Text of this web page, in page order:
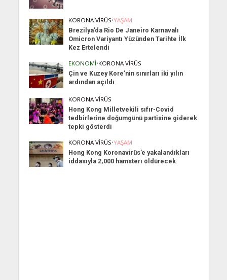
KORONA VIRÜS•YAŞAM
Brezilya’da Rio De Janeiro Karnavalı
Omicron Variyantı Yüzünden Tarihte İlk
Kez Ertelendi
EKONOMI•KORONA VIRÜS
Çin ve Kuzey Kore’nin sınırları iki yılın
ardından açıldı
KORONA VIRÜS
Hong Kong Milletvekili sıfır-Covid
tedbirlerine doğumgünü partisine giderek
tepki gösterdi
KORONA VIRÜS•YAŞAM
Hong Kong Koronavirüs’e yakalandıkları
iddasıyla 2,000 hamsterı öldürecek